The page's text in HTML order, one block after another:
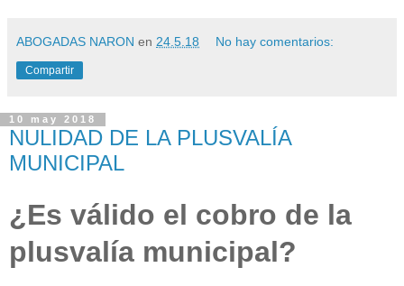
ABOGADAS NARON en 24.5.18 No hay comentarios:
Compartir
10 may 2018
NULIDAD DE LA PLUSVALÍA
MUNICIPAL
¿Es válido el cobro de la
plusvalía municipal?